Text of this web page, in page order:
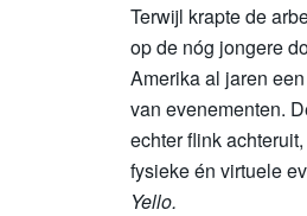
Terwijl krapte de
op de nóg jongere
Amerika al jaren
van evenementen.
echter flink
fysieke én virtuele
Yello.